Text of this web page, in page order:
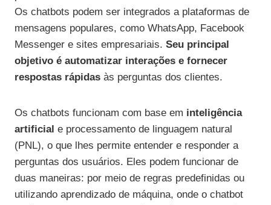
Os chatbots podem ser integrados a plataformas de
mensagens populares, como WhatsApp, Facebook
Messenger e sites empresariais. Seu principal
objetivo é automatizar interações e fornecer
respostas rápidas às perguntas dos clientes.
Os chatbots funcionam com base em inteligência
artificial e processamento de linguagem natural
(PNL), o que lhes permite entender e responder a
perguntas dos usuários. Eles podem funcionar de
duas maneiras: por meio de regras predefinidas ou
utilizando aprendizado de máquina, onde o chatbot